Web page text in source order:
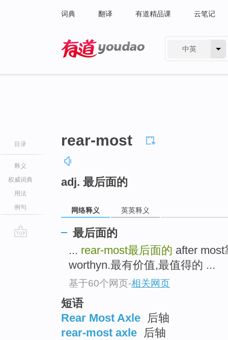
词典 翻译 有道精品课 云笔记
中英
目录
释义
权威词典
用法
例句
rear-most
adj. 最后面的
网络释义 英英释义
最后面的
... rear-most最后面的 after
worthyn.最有价值,最值得的 ...
基于60个网页-相关网页
短语
Rear Most Axle
后轴
rear-most axle
后轴